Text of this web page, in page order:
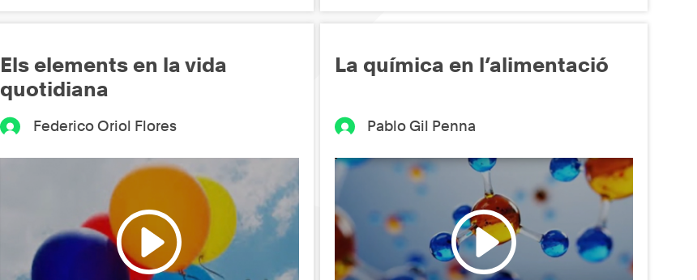
Els elements en la vida
quotidiana
Federico Oriol Flores
La química en l’alimentació
Pablo Gil Penna